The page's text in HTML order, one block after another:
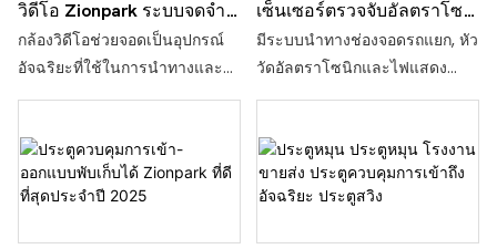
อาคารสำนักงาน ชุมชนที่อยู่
อาศัย ห้างสรรพสินค้า สถานที่
ท่องเที่ยว สวน โรงเรียน สถานี
ขนส่ง สถานประกอบการ
ตรอกซอยและศาลาในหมู่บ้าน
วิดีโอ Zionpark ระบบจดจำ
ป้ายทะเบียน ระบบแนะนำ
การจอดรถ เซ็นเซอร์กล้องใน
กล้องวิดีโอช่วยจอดเป็นอุปกรณ์
อัจฉริยะที่ใช้ในการนำทางและ
ค้นหารถถอยหลัง เพื่อตรวจจับการ
ไฟแสดงสถานะรถและสามารถ
แสดงสีได้ 6 สี ได้แก่ สีแดง สี
เขียว สีเหลือง สีน้ำเงิน สีฟ้าอม
เซ็นเซอร์ตรวจจับอัลตราโซนิ
กสำหรับระบบบริหารจัดการ
ลานจอดรถ
มีระบบนำทางช่องจอดรถแยก, หัว
วัดอัลตราโซนิกและไฟแสดง
สถานะแยกต่างหาก เครื่องตรวจ
และไฟแสดงตำแหน่งแบบแยก
ส่วนติดตั้งอยู่ที่ด้านหน้าของแต่ละ
ช่องจอดรถ ระบบจะรวบรวม